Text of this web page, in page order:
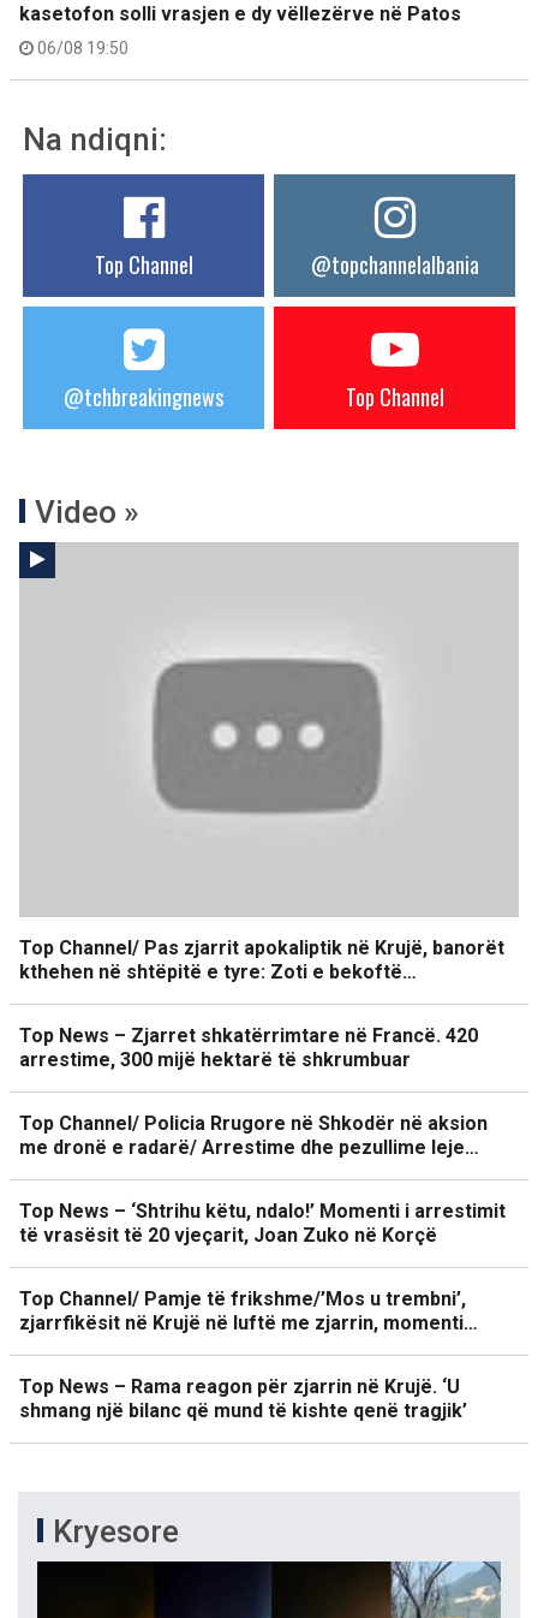
kasetofon solli vrasjen e dy vëllezërve në Patos
06/08 19:50
Na ndiqni:
Top Channel @topchannelalbania
@tchbreakingnews Top Channel
Video »
Top Channel/ Pas zjarrit apokaliptik në Krujë, banorët
kthehen në shtëpitë e tyre: Zoti e bekoftë…
Top News – Zjarret shkatërrimtare në Francë. 420
arrestime, 300 mijë hektarë të shkrumbuar
Top Channel/ Policia Rrugore në Shkodër në aksion
me dronë e radarë/ Arrestime dhe pezullime leje…
Top News – ‘Shtrihu këtu, ndalo!’ Momenti i arrestimit
të vrasësit të 20 vjeçarit, Joan Zuko në Korçë
Top Channel/ Pamje të frikshme/’Mos u trembni’,
zjarrfikësit në Krujë në luftë me zjarrin, momenti…
Top News – Rama reagon për zjarrin në Krujë. ‘U
shmang një bilanc që mund të kishte qenë tragjik’
Kryesore